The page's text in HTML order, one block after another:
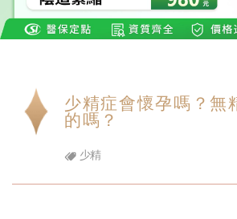
少精症會懷孕嗎？無
的嗎？
少精